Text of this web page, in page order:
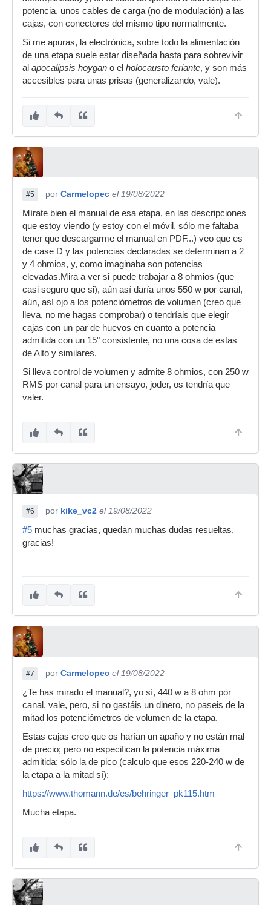
potencia, unos cables de carga (no de modulación) a las
cajas, con conectores del mismo tipo normalmente.
Si me apuras, la electrónica, sobre todo la alimentación
de una etapa suele estar diseñada hasta para sobrevivir
al apocalipsis hoygan o el holocausto feriante, y son más
accesibles para unas prisas (generalizando, vale).
#5 por Carmelopec el 19/08/2022
Mírate bien el manual de esa etapa, en las descripciones
que estoy viendo (y estoy con el móvil, sólo me faltaba
tener que descargarme el manual en PDF...) veo que es
de case D y las potencias declaradas se determinan a 2
y 4 ohmios, y, como imaginaba son potencias
elevadas.Mira a ver si puede trabajar a 8 ohmios (que
casi seguro que si), aún así daría unos 550 w por canal,
aún, así ojo a los potenciómetros de volumen (creo que
lleva, no me hagas comprobar) o tendríais que elegir
cajas con un par de huevos en cuanto a potencia
admitida con un 15" consistente, no una cosa de estas
de Alto y similares.
Si lleva control de volumen y admite 8 ohmios, con 250 w
RMS por canal para un ensayo, joder, os tendría que
valer.
#6 por kike_vc2 el 19/08/2022
#5 muchas gracias, quedan muchas dudas resueltas,
gracias!
#7 por Carmelopec el 19/08/2022
¿Te has mirado el manual?, yo sí, 440 w a 8 ohm por
canal, vale, pero, si no gastáis un dinero, no paseis de la
mitad los potenciómetros de volumen de la etapa.
Estas cajas creo que os harían un apaño y no están mal
de precio; pero no especifican la potencia máxima
admitida; sólo la de pico (calculo que esos 220-240 w de
la etapa a la mitad sí):
https://www.thomann.de/es/behringer_pk115.htm
Mucha etapa.